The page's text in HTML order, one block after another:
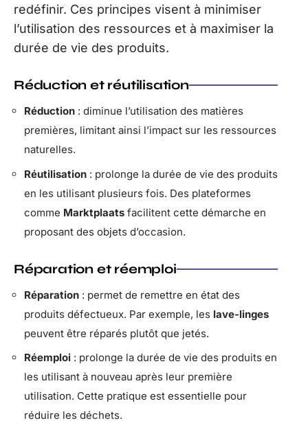
redéfinir. Ces principes visent à minimiser
l’utilisation des ressources et à maximiser la
durée de vie des produits.
Réduction et réutilisation
Réduction : diminue l’utilisation des matières
premières, limitant ainsi l’impact sur les ressources
naturelles.
Réutilisation : prolonge la durée de vie des produits
en les utilisant plusieurs fois. Des plateformes
comme Marktplaats facilitent cette démarche en
proposant des objets d’occasion.
Réparation et réemploi
Réparation : permet de remettre en état des
produits défectueux. Par exemple, les lave-linges
peuvent être réparés plutôt que jetés.
Réemploi : prolonge la durée de vie des produits en
les utilisant à nouveau après leur première
utilisation. Cette pratique est essentielle pour
réduire les déchets.